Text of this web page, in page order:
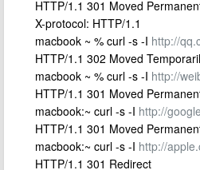
HTTP/1.1 301 Moved
X-protocol: HTTP/1.1
macbook ~ % curl -s -I http://
HTTP/1.1 302 Moved
macbook ~ % curl -s -I http://
HTTP/1.1 301 Moved
macbook:~ curl -s -I http://
HTTP/1.1 301 Moved
macbook:~ curl -s -I http://
HTTP/1.1 301 Redirect